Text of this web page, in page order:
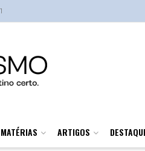
MATÉRIAS ARTIGOS